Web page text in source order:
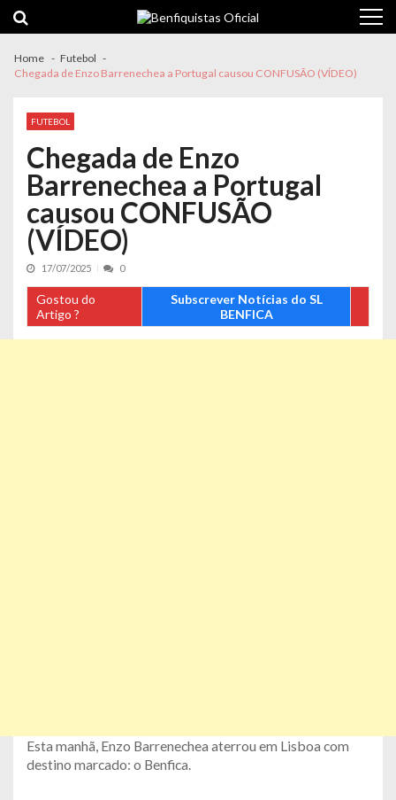
navigation
content
Home
Futebol
Chegada de Enzo Barrenechea a Portugal causou CONFUSÃO (VÍDEO)
FUTEBOL
Chegada de Enzo
Barrenechea a Portugal
causou CONFUSÃO
(VÍDEO)
17/07/2025 0
Gostou do
Artigo ?
Subscrever Notícias do SL
BENFICA
Esta manhã, Enzo Barrenechea aterrou em Lisboa com
destino marcado: o Benfica.